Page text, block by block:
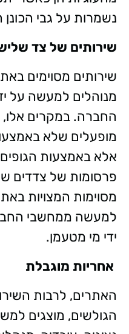
נשמרות על גבי
שירותים של צד
שירותים מסוימים
מנוהלים למעשה על
החברה. במקרים אלו,
מופעלים שלא
אלא באמצעות
פרסומות של צדדים
מסוימות המצויות
למעשה ממחשבי
ידי מי מטעמן.
אחריות מוגבלת
האתרים, לרבות
הגולשים, מוצגים